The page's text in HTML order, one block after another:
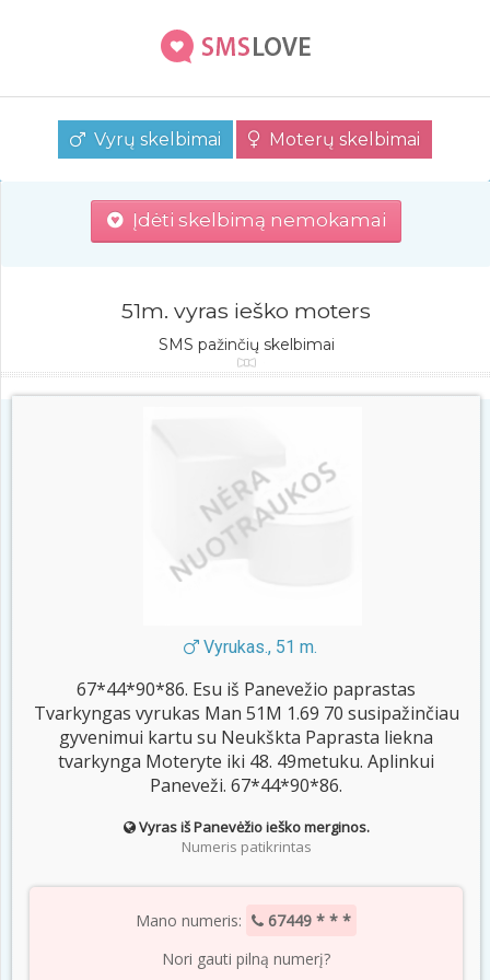
Vyrų skelbimai Moterų skelbimai
Įdėti skelbimą nemokamai
51m. vyras ieško moters
SMS pažinčių skelbimai
Vyrukas., 51 m.
67*44*90*86. Esu iš Panevežio paprastas
Tvarkyngas vyrukas Man 51M 1.69 70 susipažinčiau
gyvenimui kartu su Neukškta Paprasta liekna
tvarkynga Moteryte iki 48. 49metuku. Aplinkui
Paneveži. 67*44*90*86.
Vyras iš Panevėžio ieško merginos.
Numeris patikrintas
Mano numeris:
67449 * * *
Nori gauti pilną numerį?